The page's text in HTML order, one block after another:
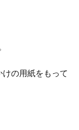
の用紙をもって